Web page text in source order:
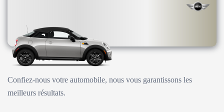
Confiez-nous votre automobile, nous vous garantissons les
meilleurs résultats.